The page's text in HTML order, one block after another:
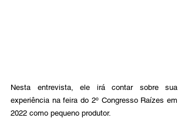
Nesta entrevista, ele irá contar sobre sua
experiência na feira do 2º Congresso Raízes em
2022 como pequeno produtor.